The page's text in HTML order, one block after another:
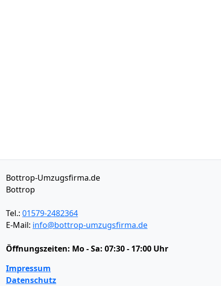
Bottrop-Umzugsfirma.de
Bottrop
Tel.: 01579-2482364
E-Mail: info@bottrop-umzugsfirma.de
Öffnungszeiten: Mo - Sa: 07:30 - 17:00 Uhr
Impressum
Datenschutz